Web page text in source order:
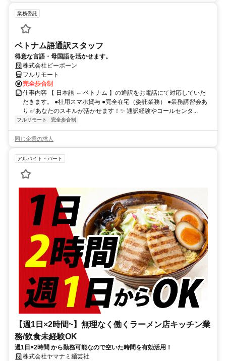
業務委託
ベトナム語通訳スタッフ
得意な言語・母国語を活かせます。
株式会社ビーボーン
フルリモート
完全歩合制
仕事内容 【 日本語 ⇔ ベトナム 】の通訳をお電話にて対応していた
だきます。 ●社用スマホ貸与 ●完全在宅（委託業務） ●業務講習会あ
り ✅あなたのスキルが活かせます！✨ 通訳経験やコールセンタ...
フルリモート 完全歩合制
同じ企業の求人
アルバイト・パート
【週1日×2時間~】無理なく働くラーメン店キッチン業
務/飲食未経験OK
週1日×2時間 から勤務可能なので空いた時間を有効活用！
株式会社ヤマナミ麺芸社